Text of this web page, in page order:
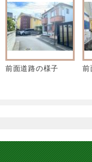
前面道路の様子 前